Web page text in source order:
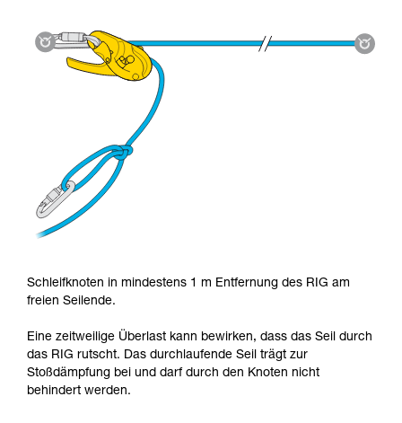
Schleifknoten in mindestens 1 m Entfernung des RIG am
freien Seilende.
Eine zeitweilige Überlast kann bewirken, dass das Seil durch
das RIG rutscht. Das durchlaufende Seil trägt zur
Stoßdämpfung bei und darf durch den Knoten nicht
behindert werden.